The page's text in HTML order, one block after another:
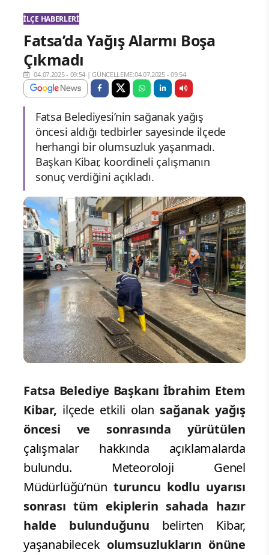
İLÇE HABERLERI
Fatsa’da Yağış Alarmı Boşa
Çıkmadı
04.07.2025 - 09:54 |GÜNCELLEME:04.07.2025 - 09:54
Fatsa Belediyesi’nin sağanak yağış
öncesi aldığı tedbirler sayesinde ilçede
herhangi bir olumsuzluk yaşanmadı.
Başkan Kibar, koordineli çalışmanın
sonuç verdiğini açıkladı.
Fatsa Belediye Başkanı İbrahim Etem
Kibar, ilçede etkili olan sağanak yağış
öncesi ve sonrasında yürütülen
çalışmalar hakkında açıklamalarda
bulundu. Meteoroloji Genel
Müdürlüğü’nün turuncu kodlu uyarısı
sonrası tüm ekiplerin sahada hazır
halde bulunduğunu belirten Kibar,
yaşanabilecek olumsuzlukların önüne